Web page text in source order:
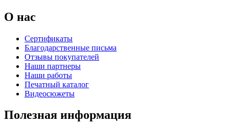
О нас
Сертификаты
Благодарственные письма
Отзывы покупателей
Наши партнеры
Наши работы
Печатный каталог
Видеосюжеты
Полезная информация